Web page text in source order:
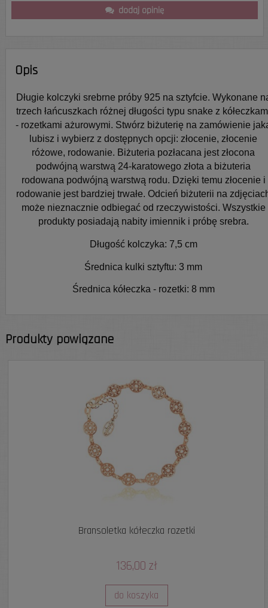
dodaj opinię
Opis
Długie kolczyki srebrne próby 925 na sztyfcie. Wykonane
trzech łańcuszkach różnej długości typu snake z
- rozetkami ażurowymi. Stwórz biżuterię na zamówienie
lubisz i wybierz z dostępnych opcji: złocenie, złocenie
różowe, rodowanie. Biżuteria pozłacana jest złocona
podwójną warstwą 24-karatowego złota a biżuteria
rodowana podwójną warstwą rodu. Dzięki temu złocenie i
rodowanie jest bardziej trwałe. Odcień biżuterii na
może nieznacznie odbiegać od rzeczywistości. Wszystkie
produkty posiadają nabity imiennik i próbę srebra.
Długość kolczyka: 7,5 cm
Średnica kulki sztyftu: 3 mm
Średnica kółeczka - rozetki: 8 mm
Produkty powiązane
Bransoletka kółeczka rozetki
136,00 zł
do koszyka